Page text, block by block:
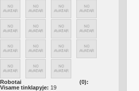
Robotai
(0):
Visame tinklapyje: 19